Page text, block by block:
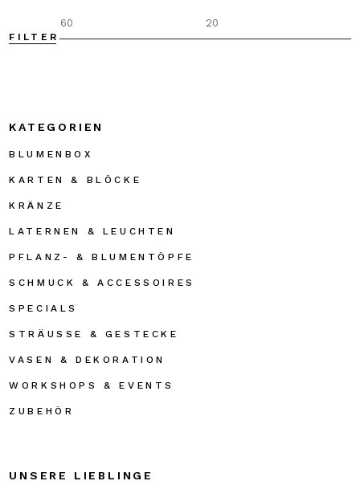
FILTER
KATEGORIEN
BLUMENBOX
KARTEN & BLÖCKE
KRÄNZE
LATERNEN & LEUCHTEN
PFLANZ- & BLUMENTÖPFE
SCHMUCK & ACCESSOIRES
SPECIALS
STRÄUSSE & GESTECKE
VASEN & DEKORATION
WORKSHOPS & EVENTS
ZUBEHÖR
UNSERE LIEBLINGE